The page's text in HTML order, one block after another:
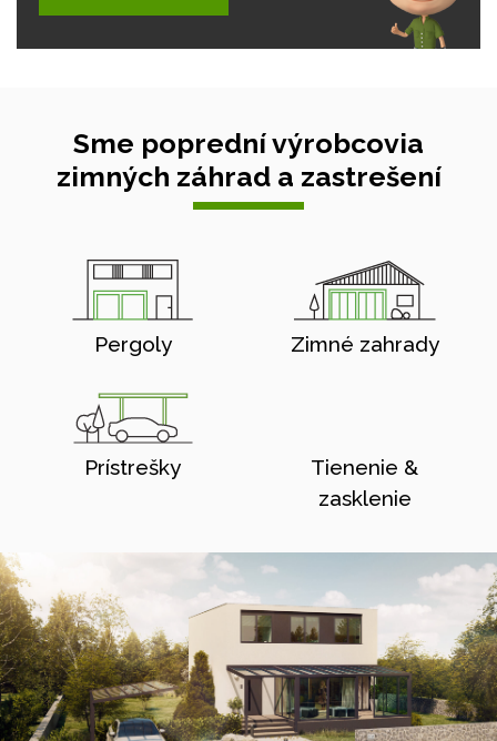
Sme poprední výrobcovia
zimných záhrad a zastrešení
Pergoly Zimné zahrady
Prístrešky
Tienenie &
zasklenie